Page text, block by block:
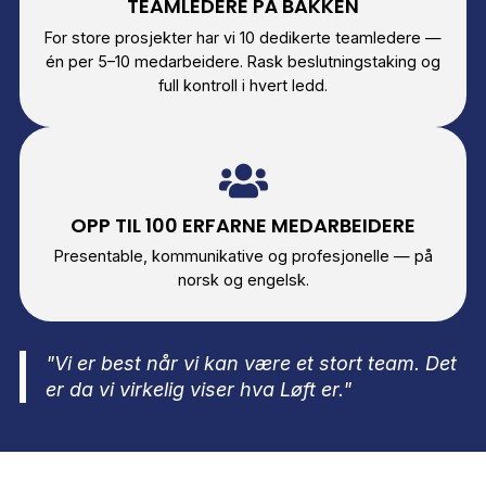
Sortering og gjenvinning
Sluttvask av lokalene
Koordinering med utleier
overtakelsesprotokoll
kontoravvikling ↗
Vår teamstruktur